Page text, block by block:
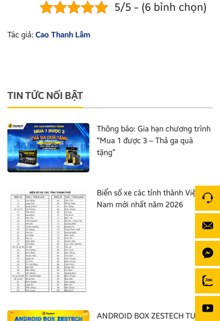
5/5 - (6 bình chọn)
Tác giả: Cao Thanh Lâm
TIN TỨC NỔI BẬT
Thông báo: Gia hạn chương trình
“Mua 1 được 3 – Thả ga quà
tặng”
Biển số xe các tỉnh thành Việt
Nam mới nhất năm 2026
ANDROID BOX ZESTECH TUNG